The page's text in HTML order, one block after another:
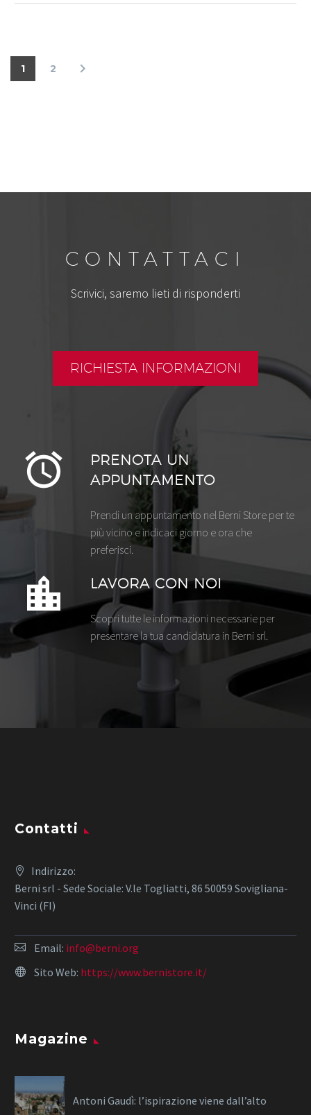
1 2
CONTATTACI
Scrivici, saremo lieti di risponderti
RICHIESTA INFORMAZIONI
PRENOTA UN
APPUNTAMENTO
Prendi un appuntamento nel Berni Store per te
più vicino e indicaci giorno e ora che
preferisci.
LAVORA CON NOI
Scopri tutte le informazioni necessarie per
presentare la tua candidatura in Berni srl.
Contatti
Indirizzo:
Berni srl - Sede Sociale: V.le Togliatti, 86 50059 Sovigliana-
Vinci (FI)
Email: info@berni.org
Sito Web: https://www.bernistore.it/
Magazine
Antoni Gaudì: l’ispirazione viene dall’alto